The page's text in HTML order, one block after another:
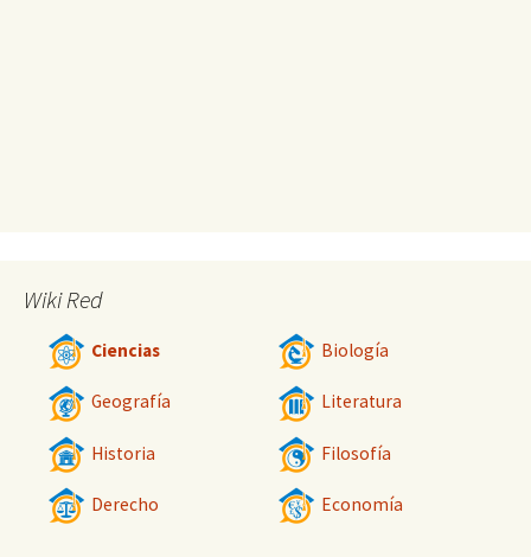
Wiki Red
Ciencias Biología
Geografía Literatura
Historia Filosofía
Derecho Economía